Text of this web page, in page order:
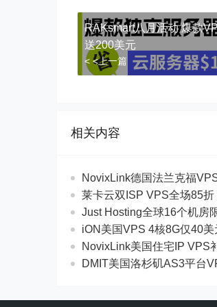
RAKsmart八月活动 爆款
送200美元
< <上一篇
相关内容
NovixLink德国法兰克福
莱卡云双ISP VPS全场85
Just Hosting全球16个机房
iON美国VPS 4核8G仅40
NovixLink美国住宅IP VPS
DMIT美国洛杉矶AS3平台